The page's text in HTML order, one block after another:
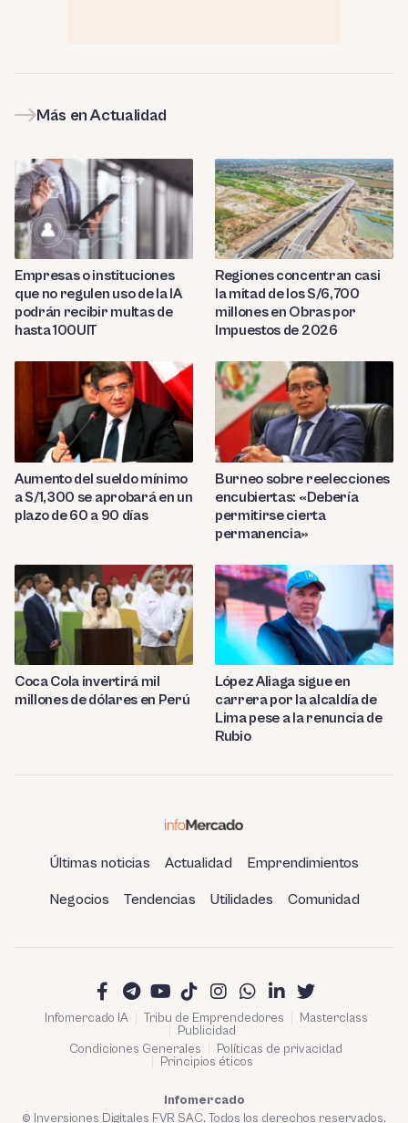
Más en Actualidad
Empresas o instituciones
que no regulen uso de la IA
podrán recibir multas de
hasta 100UIT
Regiones concentran casi
la mitad de los S/6,700
millones en Obras por
Impuestos de 2026
Aumento del sueldo mínimo
a S/1,300 se aprobará en un
plazo de 60 a 90 días
Burneo sobre reelecciones
encubiertas: «Debería
permitirse cierta
permanencia»
Coca Cola invertirá mil
millones de dólares en Perú
López Aliaga sigue en
carrera por la alcaldía de
Lima pese a la renuncia de
Rubio
Últimas noticias Actualidad Emprendimientos
Negocios Tendencias Utilidades Comunidad
Infomercado IA Tribu de Emprendedores
Masterclass
Publicidad
Condiciones Generales
Políticas de privacidad
Principios éticos
Infomercado
© Inversiones Digitales FVR SAC. Todos los derechos reservados.